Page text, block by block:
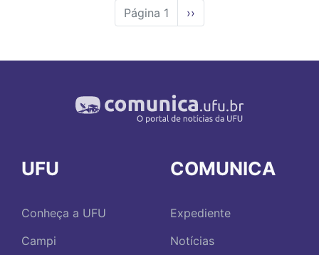
Página 1
Próxima
página
››
UFU
Conheça a UFU
Campi
COMUNICA
Expediente
Notícias